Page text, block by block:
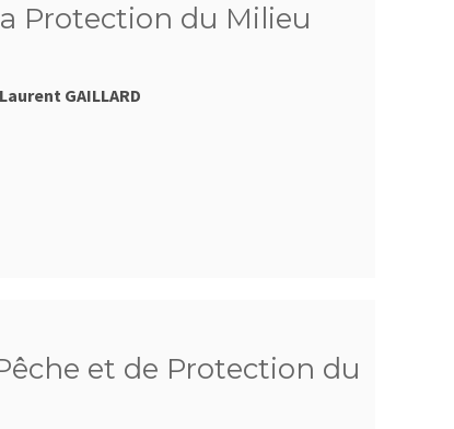
Protection du Milieu
Laurent GAILLARD
et de Protection du